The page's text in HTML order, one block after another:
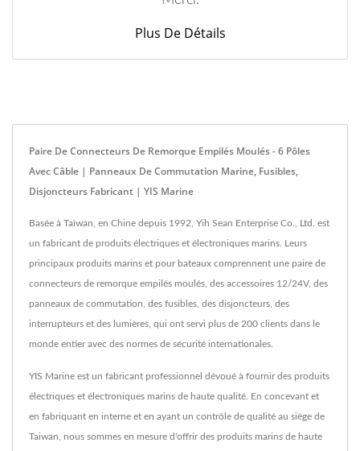
Plus De Détails
Paire De Connecteurs De Remorque Empilés Moulés - 6 Pôles
Avec Câble | Panneaux De Commutation Marine, Fusibles,
Disjoncteurs Fabricant | YIS Marine
Basée à Taïwan, en Chine depuis 1992, Yih Sean Enterprise Co., Ltd. est
un fabricant de produits électriques et électroniques marins. Leurs
principaux produits marins et pour bateaux comprennent une paire de
connecteurs de remorque empilés moulés, des accessoires 12/24V, des
panneaux de commutation, des fusibles, des disjoncteurs, des
interrupteurs et des lumières, qui ont servi plus de 200 clients dans le
monde entier avec des normes de sécurité internationales.
YIS Marine est un fabricant professionnel dévoué à fournir des produits
électriques et électroniques marins de haute qualité. En concevant et
en fabriquant en interne et en ayant un contrôle de qualité au siège de
Taiwan, nous sommes en mesure d'offrir des produits marins de haute